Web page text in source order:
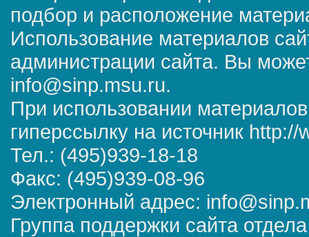
подбор и расположение
Использование материалов
администрации сайта. Вы
info@sinp.msu.ru.
При использовании
гиперссылку на источник
Тел.: (495)939-18-18
Факс: (495)939-08-96
Электронный адрес:
Группа поддержки сайта